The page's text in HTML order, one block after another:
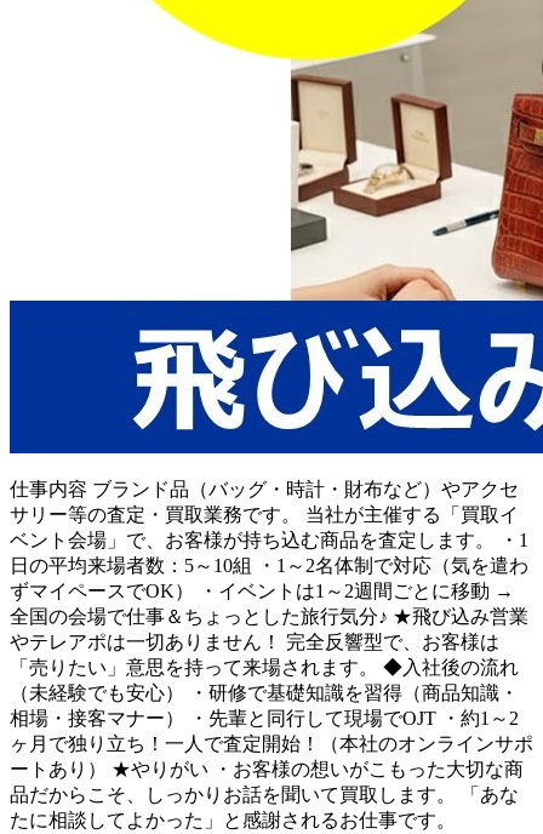
仕事内容 ブランド品（バッグ・時計・財布など）やアクセ
サリー等の査定・買取業務です。 当社が主催する「買取イ
ベント会場」で、お客様が持ち込む商品を査定します。 ・1
日の平均来場者数：5～10組 ・1～2名体制で対応（気を遣わ
ずマイペースでOK） ・イベントは1～2週間ごとに移動 →
全国の会場で仕事＆ちょっとした旅行気分♪ ★飛び込み営業
やテレアポは一切ありません！ 完全反響型で、お客様は
「売りたい」意思を持って来場されます。 ◆入社後の流れ
（未経験でも安心） ・研修で基礎知識を習得（商品知識・
相場・接客マナー） ・先輩と同行して現場でOJT ・約1～2
ヶ月で独り立ち！一人で査定開始！（本社のオンラインサポ
ートあり） ★やりがい ・お客様の想いがこもった大切な商
品だからこそ、しっかりお話を聞いて買取します。 「あな
たに相談してよかった」と感謝されるお仕事です。